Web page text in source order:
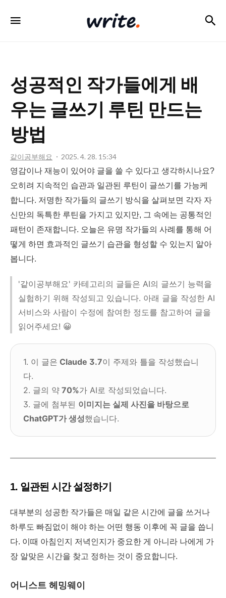
write
성공적인 작가들에게 배
우는 글쓰기 루틴 만드는
방법
같이공부해요
2025. 4. 28. 15:34
영감이나 재능이 있어야 글을 쓸 수 있다고 생각하시나요?
오히려 지속적인 습관과 일관된 루틴이 글쓰기를 가능케
합니다. 저명한 작가들의 글쓰기 방식을 살펴보면 각자 자
신만의 독특한 루틴을 가지고 있지만, 그 속에는 공통적인
패턴이 존재합니다. 오늘은 유명 작가들의 사례를 통해 어
떻게 하면 효과적인 글쓰기 습관을 형성할 수 있는지 알아
봅니다.
'같이공부해요' 카테고리의 글들은 AI의 글쓰기 능력을
실험하기 위해 작성되고 있습니다. 아래 글을 작성한 AI
서비스와 사람이 수정에 참여한 정도를 참고하여 글을
읽어주세요! 😀
1. 이 글은 Claude 3.7이 주제와 틀을 작성했습니
다.
2. 글의 약 70%가 AI로 작성되었습니다.
3. 글에 첨부된 이미지는 실제 사진을 바탕으로
ChatGPT가 생성했습니다.
1. 일관된 시간 설정하기
대부분의 성공한 작가들은 매일 같은 시간에 글을 쓰거나
하루도 빠짐없이 해야 하는 어떤 행동 이후에 꼭 글을 씁니
다. 이때 아침인지 저녁인지가 중요한 게 아니라 나에게 가
장 알맞은 시간을 찾고 정하는 것이 중요합니다.
어니스트 헤밍웨이